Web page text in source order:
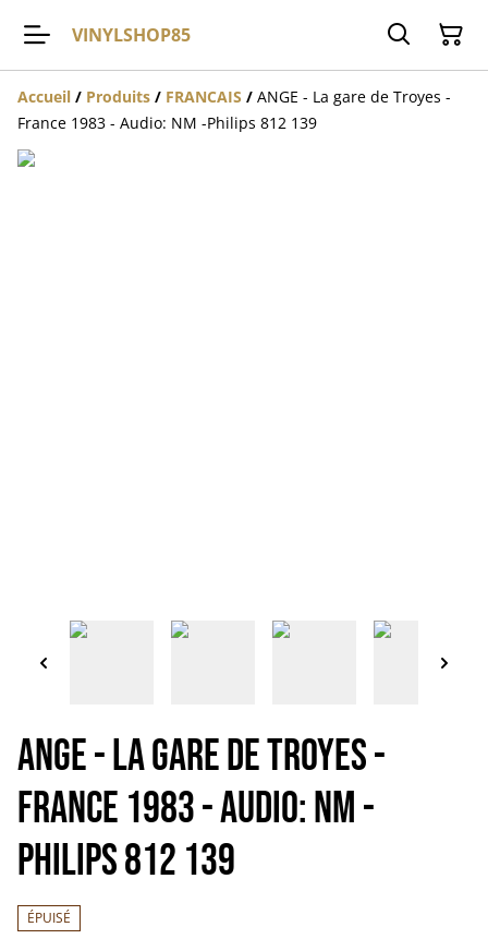
VINYLSHOP85
Accueil / Produits / FRANCAIS / ANGE - La gare de Troyes -
France 1983 - Audio: NM -Philips 812 139
ANGE - La gare de Troyes -
France 1983 - Audio: NM -
Philips 812 139
ÉPUISÉ